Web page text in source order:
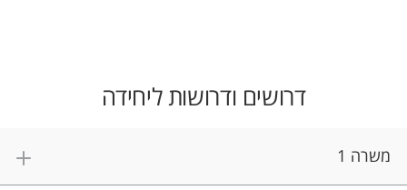
דרושים ודרושות ליחידה
משרה 1